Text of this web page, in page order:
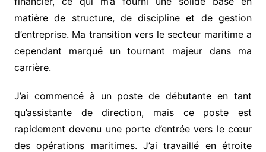
matière de structure, de discipline et de gestion
d’entreprise. Ma transition vers le secteur maritime a
cependant marqué un tournant majeur dans ma
carrière.
J’ai commencé à un poste de débutante en tant
qu’assistante de direction, mais ce poste est
rapidement devenu une porte d’entrée vers le cœur
des opérations maritimes. J’ai travaillé en étroite